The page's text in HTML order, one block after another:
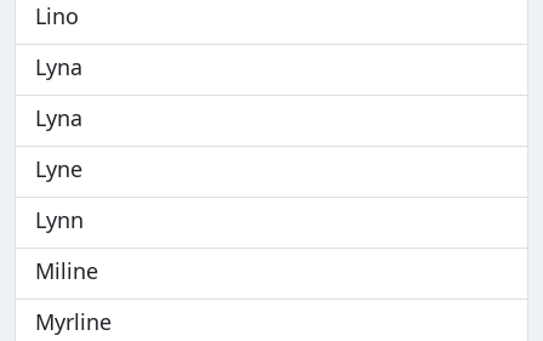
Lino
Lyna
Lyna
Lyne
Lynn
Miline
Myrline